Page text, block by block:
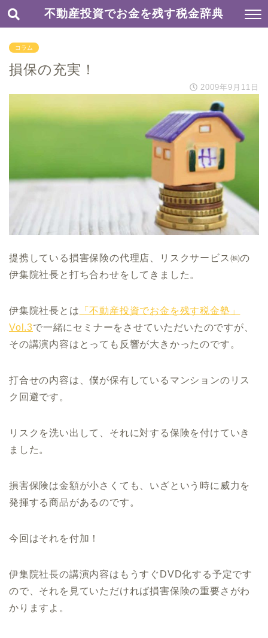
不動産投資でお金を残す税金辞典
コラム
損保の充実！
2009年9月11日
提携している損害保険の代理店、リスクサービス㈱の
伊集院社長と打ち合わせをしてきました。
伊集院社長とは 「不動産投資でお金を残す税金塾」
Vol.3で一緒にセミナーをさせていただいたのですが、
その講演内容はとっても反響が大きかったのです。
打合せの内容は、僕が保有しているマンションのリス
ク回避です。
リスクを洗い出して、それに対する保険を付けていき
ました。
損害保険は金額が小さくても、いざという時に威力を
発揮する商品があるのです。
今回はそれを付加！
伊集院社長の講演内容はもうすぐDVD化する予定です
ので、それを見ていただければ損害保険の重要さがわ
かりますよ。